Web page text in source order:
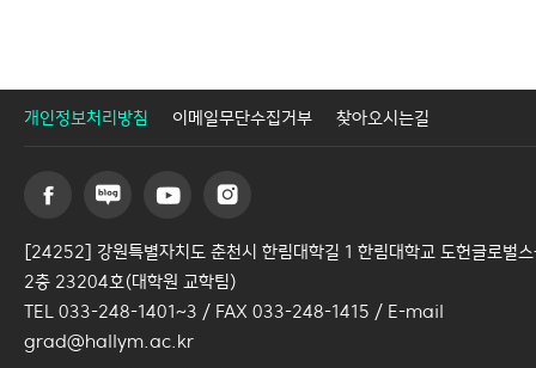
개인정보처리방침 이메일무단수집거부 찾아오시는길
[24252] 강원특별자치도 춘천시 한림대학길 1 한림대학교 도헌글로벌
2층 23204호(대학원 교학팀)
TEL 033-248-1401~3 / FAX 033-248-1415 / E-mail
grad@hallym.ac.kr